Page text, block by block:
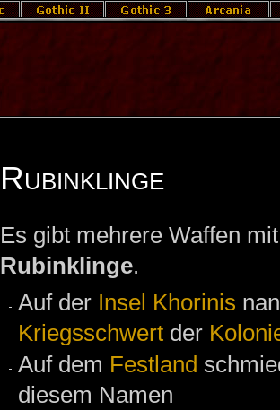
Rubinklinge
Es gibt mehrere Waffen
Rubinklinge.
Auf der Insel Khorinis
Kriegsschwert der
Auf dem Festland
diesem Namen